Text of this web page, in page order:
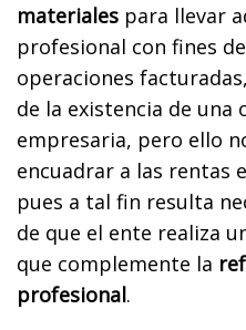
materiales para llevar
profesional con fines
operaciones
de la existencia de una
empresaria, pero ello
encuadrar a las rentas
pues a tal fin resulta
de que el ente realiza
que complemente la
profesional.